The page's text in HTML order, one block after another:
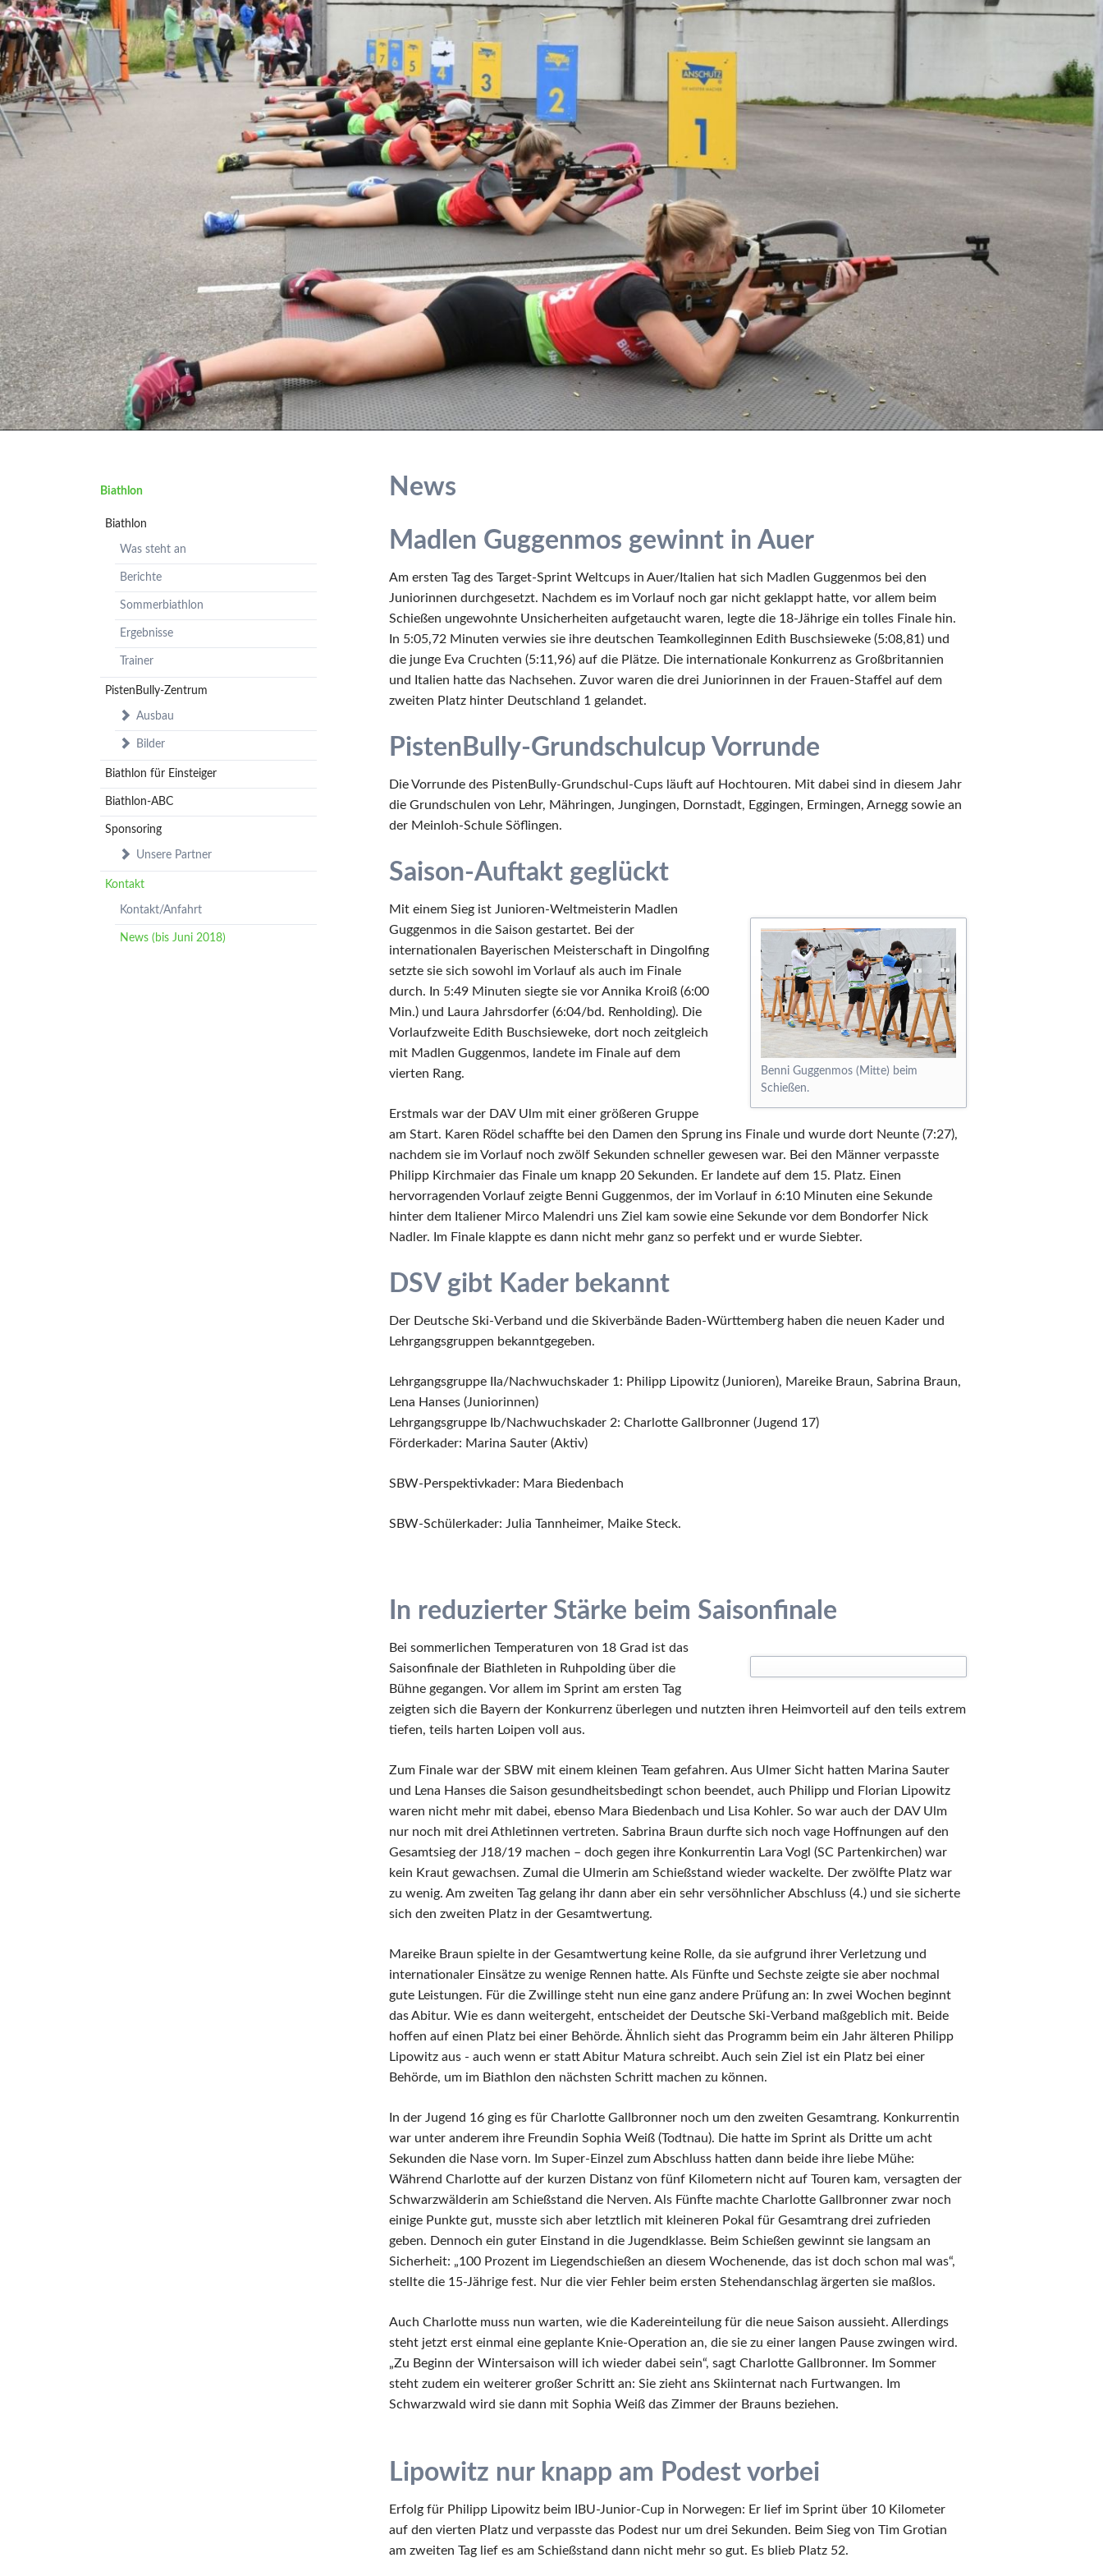
Ansprechpartner
Termine
Berichte
News
Madlen Guggenmos gewinnt in Auer
Am ersten Tag des Target-Sprint Weltcups in Auer/Italien hat sich Madlen Guggenmos bei den
Juniorinnen durchgesetzt. Nachdem es im Vorlauf noch gar nicht geklappt hatte, vor allem beim
Schießen ungewohnte Unsicherheiten aufgetaucht waren, legte die 18-Jährige ein tolles Finale hin.
In 5:05,72 Minuten verwies sie ihre deutschen Teamkolleginnen Edith Buschsieweke (5:08,81) und
die junge Eva Cruchten (5:11,96) auf die Plätze. Die internationale Konkurrenz as Großbritannien
und Italien hatte das Nachsehen. Zuvor waren die drei Juniorinnen in der Frauen-Staffel auf dem
zweiten Platz hinter Deutschland 1 gelandet.
PistenBully-Grundschulcup Vorrunde
Die Vorrunde des PistenBully-Grundschul-Cups läuft auf Hochtouren. Mit dabei sind in diesem Jahr
die Grundschulen von Lehr, Mähringen, Jungingen, Dornstadt, Eggingen, Ermingen, Arnegg sowie an
der Meinloh-Schule Söflingen.
Saison-Auftakt geglückt
Benni Guggenmos (Mitte) beim
Schießen.
Mit einem Sieg ist Junioren-Weltmeisterin Madlen
Guggenmos in die Saison gestartet. Bei der
internationalen Bayerischen Meisterschaft in Dingolfing
setzte sie sich sowohl im Vorlauf als auch im Finale
durch. In 5:49 Minuten siegte sie vor Annika Kroiß (6:00
Min.) und Laura Jahrsdorfer (6:04/bd. Renholding). Die
Vorlaufzweite Edith Buschsieweke, dort noch zeitgleich
mit Madlen Guggenmos, landete im Finale auf dem
vierten Rang.
Erstmals war der DAV Ulm mit einer größeren Gruppe
am Start. Karen Rödel schaffte bei den Damen den Sprung ins Finale und wurde dort Neunte (7:27),
nachdem sie im Vorlauf noch zwölf Sekunden schneller gewesen war. Bei den Männer verpasste
Philipp Kirchmaier das Finale um knapp 20 Sekunden. Er landete auf dem 15. Platz. Einen
hervorragenden Vorlauf zeigte Benni Guggenmos, der im Vorlauf in 6:10 Minuten eine Sekunde
hinter dem Italiener Mirco Malendri uns Ziel kam sowie eine Sekunde vor dem Bondorfer Nick
Nadler. Im Finale klappte es dann nicht mehr ganz so perfekt und er wurde Siebter.
DSV gibt Kader bekannt
Der Deutsche Ski-Verband und die Skiverbände Baden-Württemberg haben die neuen Kader und
Lehrgangsgruppen bekanntgegeben.
Lehrgangsgruppe IIa/Nachwuchskader 1: Philipp Lipowitz (Junioren), Mareike Braun, Sabrina Braun,
Lena Hanses (Juniorinnen)
Lehrgangsgruppe Ib/Nachwuchskader 2: Charlotte Gallbronner (Jugend 17)
Förderkader: Marina Sauter (Aktiv)
SBW-Perspektivkader: Mara Biedenbach
SBW-Schülerkader: Julia Tannheimer, Maike Steck.
In reduzierter Stärke beim Saisonfinale
Bei sommerlichen Temperaturen von 18 Grad ist das
Saisonfinale der Biathleten in Ruhpolding über die
Bühne gegangen. Vor allem im Sprint am ersten Tag
zeigten sich die Bayern der Konkurrenz überlegen und nutzten ihren Heimvorteil auf den teils extrem
tiefen, teils harten Loipen voll aus.
Zum Finale war der SBW mit einem kleinen Team gefahren. Aus Ulmer Sicht hatten Marina Sauter
und Lena Hanses die Saison gesundheitsbedingt schon beendet, auch Philipp und Florian Lipowitz
waren nicht mehr mit dabei, ebenso Mara Biedenbach und Lisa Kohler. So war auch der DAV Ulm
nur noch mit drei Athletinnen vertreten. Sabrina Braun durfte sich noch vage Hoffnungen auf den
Gesamtsieg der J18/19 machen – doch gegen ihre Konkurrentin Lara Vogl (SC Partenkirchen) war
kein Kraut gewachsen. Zumal die Ulmerin am Schießstand wieder wackelte. Der zwölfte Platz war
zu wenig. Am zweiten Tag gelang ihr dann aber ein sehr versöhnlicher Abschluss (4.) und sie sicherte
sich den zweiten Platz in der Gesamtwertung.
Mareike Braun spielte in der Gesamtwertung keine Rolle, da sie aufgrund ihrer Verletzung und
internationaler Einsätze zu wenige Rennen hatte. Als Fünfte und Sechste zeigte sie aber nochmal
gute Leistungen. Für die Zwillinge steht nun eine ganz andere Prüfung an: In zwei Wochen beginnt
das Abitur. Wie es dann weitergeht, entscheidet der Deutsche Ski-Verband maßgeblich mit. Beide
hoffen auf einen Platz bei einer Behörde. Ähnlich sieht das Programm beim ein Jahr älteren Philipp
Lipowitz aus - auch wenn er statt Abitur Matura schreibt. Auch sein Ziel ist ein Platz bei einer
Behörde, um im Biathlon den nächsten Schritt machen zu können.
In der Jugend 16 ging es für Charlotte Gallbronner noch um den zweiten Gesamtrang. Konkurrentin
war unter anderem ihre Freundin Sophia Weiß (Todtnau). Die hatte im Sprint als Dritte um acht
Sekunden die Nase vorn. Im Super-Einzel zum Abschluss hatten dann beide ihre liebe Mühe:
Während Charlotte auf der kurzen Distanz von fünf Kilometern nicht auf Touren kam, versagten der
Schwarzwälderin am Schießstand die Nerven. Als Fünfte machte Charlotte Gallbronner zwar noch
einige Punkte gut, musste sich aber letztlich mit kleineren Pokal für Gesamtrang drei zufrieden
geben. Dennoch ein guter Einstand in die Jugendklasse. Beim Schießen gewinnt sie langsam an
Sicherheit: „100 Prozent im Liegendschießen an diesem Wochenende, das ist doch schon mal was“,
stellte die 15-Jährige fest. Nur die vier Fehler beim ersten Stehendanschlag ärgerten sie maßlos.
Auch Charlotte muss nun warten, wie die Kadereinteilung für die neue Saison aussieht. Allerdings
steht jetzt erst einmal eine geplante Knie-Operation an, die sie zu einer langen Pause zwingen wird.
„Zu Beginn der Wintersaison will ich wieder dabei sein“, sagt Charlotte Gallbronner. Im Sommer
steht zudem ein weiterer großer Schritt an: Sie zieht ans Skiinternat nach Furtwangen. Im
Schwarzwald wird sie dann mit Sophia Weiß das Zimmer der Brauns beziehen.
Lipowitz nur knapp am Podest vorbei
Erfolg für Philipp Lipowitz beim IBU-Junior-Cup in Norwegen: Er lief im Sprint über 10 Kilometer
auf den vierten Platz und verpasste das Podest nur um drei Sekunden. Beim Sieg von Tim Grotian
am zweiten Tag lief es am Schießstand dann nicht mehr so gut. Es blieb Platz 52.
Navigation
Biathlon
Biathlon
Was steht an
Berichte
Sommerbiathlon
Ergebnisse
Trainer
PistenBully-Zentrum
Ausbau
Bilder
Biathlon für Einsteiger
Biathlon-ABC
Sponsoring
Unsere Partner
Kontakt
Kontakt/Anfahrt
News (bis Juni 2018)